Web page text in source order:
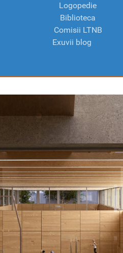
Logopedie
Biblioteca
Comisii LTNB
Exuvii blog